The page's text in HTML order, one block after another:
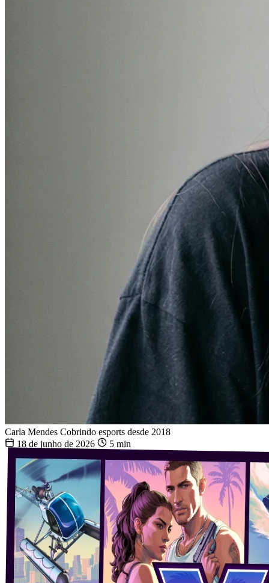
Carla Mendes Cobrindo esports desde 2018
18 de junho de 2026
5 min